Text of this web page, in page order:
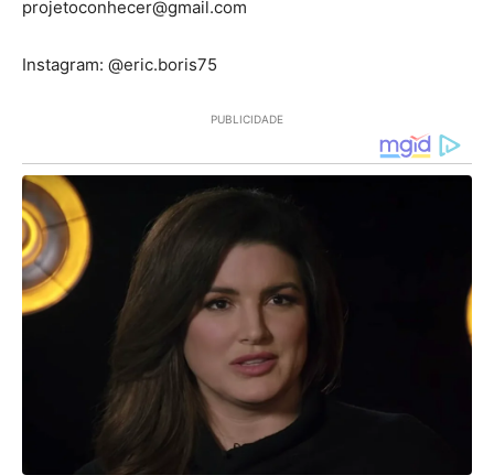
projetoconhecer@gmail.com
Instagram: @eric.boris75
PUBLICIDADE